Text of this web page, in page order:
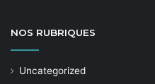
NOS RUBRIQUES
Uncategorized